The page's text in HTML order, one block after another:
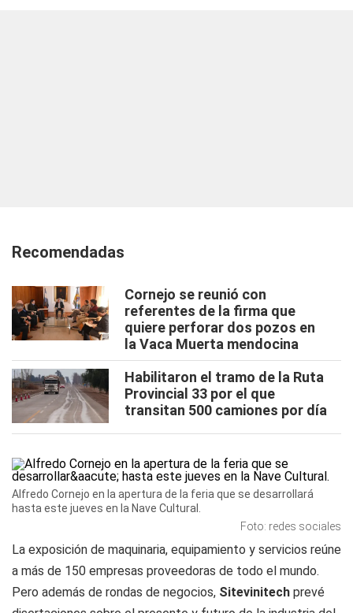
Recomendadas
Cornejo se reunió con
referentes de la firma que
quiere perforar dos pozos en
la Vaca Muerta mendocina
Habilitaron el tramo de la Ruta
Provincial 33 por el que
transitan 500 camiones por día
Alfredo Cornejo en la apertura de la feria que se desarrollará
hasta este jueves en la Nave Cultural.
Foto: redes sociales
La exposición de maquinaria, equipamiento y servicios reúne
a más de 150 empresas proveedoras de todo el mundo.
Pero además de rondas de negocios, Sitevinitech prevé